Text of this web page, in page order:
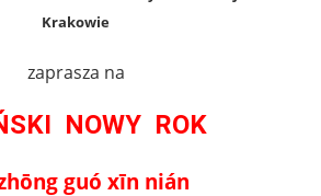
Krakowie
zaprasza na
NOWY ROK
guó xīn nián